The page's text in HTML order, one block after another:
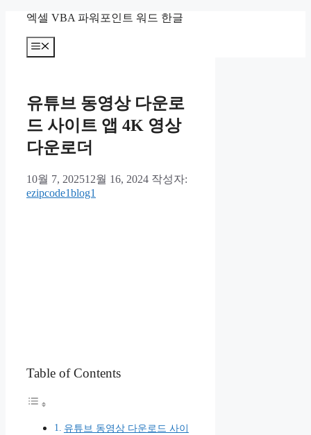
엑셀 VBA 파워포인트 워드 한글
메
뉴
유튜브 동영상 다운로
드 사이트 앱 4K 영상
다운로더
10월 7, 202512월 16, 2024 작성자:
ezipcode1blog1
Table of Contents
유튜브 동영상 다운로드 사이